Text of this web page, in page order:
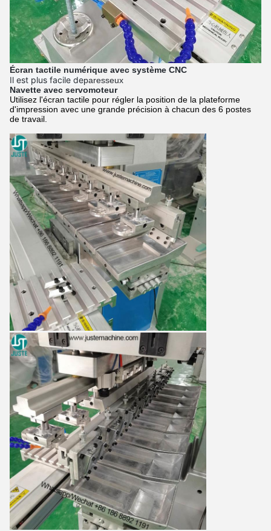
Écran tactile numérique avec système CNC
Il est plus facile deparesseux
Navette avec servomoteur
Utilisez l'écran tactile pour régler la position de la plateforme
d'impression avec une grande précision à chacun des 6 postes
de travail.